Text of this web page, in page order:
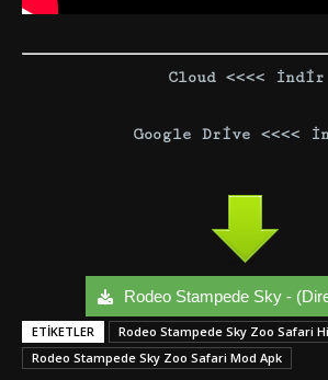
Cloud <<<< İndir
Google Drive <<<< İ
Rodeo Stampede Sky -
ETIKETLER
Rodeo Stampede Sky Zoo Safari
Rodeo Stampede Sky Zoo Safari Mod Apk